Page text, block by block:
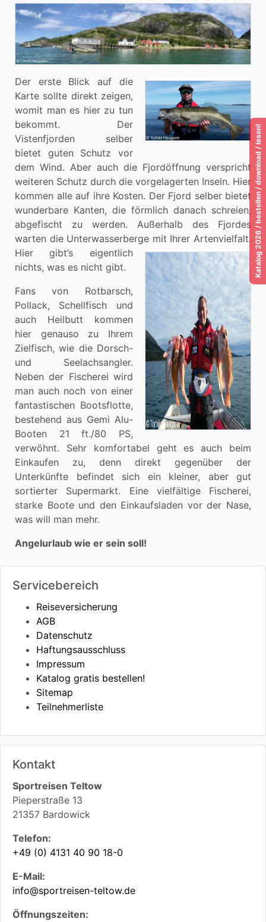
Katalog 2026 / bestellen / download / lesen!
Der erste Blick auf die
Karte sollte direkt zeigen,
womit man es hier zu tun
bekommt. Der
Vistenfjorden selber
bietet guten Schutz vor
dem Wind. Aber auch die Fjordöffnung verspricht
weiteren Schutz durch die vorgelagerten Inseln. Hier
kommen alle auf ihre Kosten. Der Fjord selber bietet
wunderbare Kanten, die förmlich danach schreien,
abgefischt zu werden. Außerhalb des Fjordes
warten die Unterwasserberge mit Ihrer Artenvielfalt.
Hier gibt’s eigentlich
nichts, was es nicht gibt.
Fans von Rotbarsch,
Pollack, Schellfisch und
auch Heilbutt kommen
hier genauso zu Ihrem
Zielfisch, wie die Dorsch-
und Seelachsangler.
Neben der Fischerei wird
man auch noch von einer
fantastischen Bootsflotte,
bestehend aus Gemi Alu-
Booten 21 ft./80 PS,
verwöhnt. Sehr komfortabel geht es auch beim
Einkaufen zu, denn direkt gegenüber der
Unterkünfte befindet sich ein kleiner, aber gut
sortierter Supermarkt. Eine vielfältige Fischerei,
starke Boote und den Einkaufsladen vor der Nase,
was will man mehr.
Angelurlaub wie er sein soll!
Servicebereich
Reiseversicherung
AGB
Datenschutz
Haftungsausschluss
Impressum
Katalog gratis bestellen!
Sitemap
Teilnehmerliste
Kontakt
Sportreisen Teltow
Pieperstraße 13
21357 Bardowick
Telefon:
+49 (0) 4131 40 90 18-0
E-Mail:
info@sportreisen-teltow.de
Öffnungszeiten: